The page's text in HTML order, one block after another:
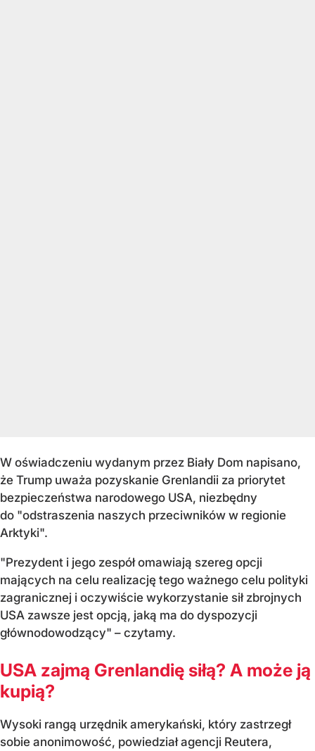
W oświadczeniu wydanym przez Biały Dom napisano,
że Trump uważa pozyskanie Grenlandii za priorytet
bezpieczeństwa narodowego USA, niezbędny
do "odstraszenia naszych przeciwników w regionie
Arktyki".
"Prezydent i jego zespół omawiają szereg opcji
mających na celu realizację tego ważnego celu polityki
zagranicznej i oczywiście wykorzystanie sił zbrojnych
USA zawsze jest opcją, jaką ma do dyspozycji
głównodowodzący" – czytamy.
USA zajmą Grenlandię siłą? A może ją
kupią?
Wysoki rangą urzędnik amerykański, który zastrzegł
sobie anonimowość, powiedział agencji Reutera,